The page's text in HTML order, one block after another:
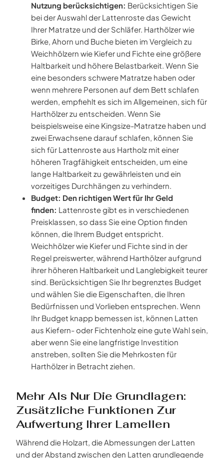
Nutzung berücksichtigen: Berücksichtigen Sie
bei der Auswahl der Lattenroste das Gewicht
Ihrer Matratze und der Schläfer. Harthölzer wie
Birke, Ahorn und Buche bieten im Vergleich zu
Weichhölzern wie Kiefer und Fichte eine größere
Haltbarkeit und höhere Belastbarkeit. Wenn Sie
eine besonders schwere Matratze haben oder
wenn mehrere Personen auf dem Bett schlafen
werden, empfiehlt es sich im Allgemeinen, sich für
Harthölzer zu entscheiden. Wenn Sie
beispielsweise eine Kingsize-Matratze haben und
zwei Erwachsene darauf schlafen, können Sie
sich für Lattenroste aus Hartholz mit einer
höheren Tragfähigkeit entscheiden, um eine
lange Haltbarkeit zu gewährleisten und ein
vorzeitiges Durchhängen zu verhindern.
Budget: Den richtigen Wert für Ihr Geld
finden: Lattenroste gibt es in verschiedenen
Preisklassen, so dass Sie eine Option finden
können, die Ihrem Budget entspricht.
Weichhölzer wie Kiefer und Fichte sind in der
Regel preiswerter, während Harthölzer aufgrund
ihrer höheren Haltbarkeit und Langlebigkeit teurer
sind. Berücksichtigen Sie Ihr begrenztes Budget
und wählen Sie die Eigenschaften, die Ihren
Bedürfnissen und Vorlieben entsprechen. Wenn
Ihr Budget knapp bemessen ist, können Latten
aus Kiefern- oder Fichtenholz eine gute Wahl sein,
aber wenn Sie eine langfristige Investition
anstreben, sollten Sie die Mehrkosten für
Harthölzer in Betracht ziehen.
Mehr Als Nur Die Grundlagen:
Zusätzliche Funktionen Zur
Aufwertung Ihrer Lamellen
Während die Holzart, die Abmessungen der Latten
und der Abstand zwischen den Latten grundlegende